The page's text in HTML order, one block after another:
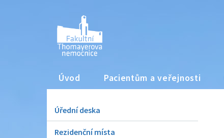
Úvod Pacientům a veřejnosti
Úřední deska
Rezidenční místa